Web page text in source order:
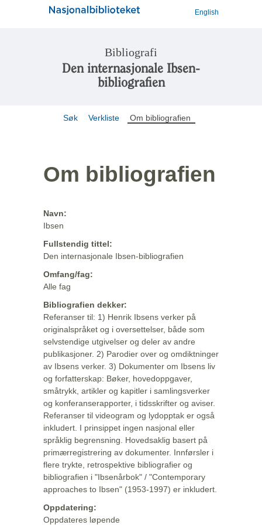
English
Bibliografi
Den internasjonale Ibsen-
bibliografien
Søk Verkliste Om bibliografien
Om bibliografien
Navn:
Ibsen
Fullstendig tittel:
Den internasjonale Ibsen-bibliografien
Omfang/fag:
Alle fag
Bibliografien dekker:
Referanser til: 1) Henrik Ibsens verker på
originalspråket og i oversettelser, både som
selvstendige utgivelser og deler av andre
publikasjoner. 2) Parodier over og omdiktninger
av Ibsens verker. 3) Dokumenter om Ibsens liv
og forfatterskap: Bøker, hovedoppgaver,
småtrykk, artikler og kapitler i samlingsverker
og konferanserapporter, i tidsskrifter og aviser.
Referanser til videogram og lydopptak er også
inkludert. I prinsippet ingen nasjonal eller
språklig begrensning. Hovedsaklig basert på
primærregistrering av dokumenter. Innførsler i
flere trykte, retrospektive bibliografier og
bibliografien i "Ibsenårbok" / "Contemporary
approaches to Ibsen" (1953-1997) er inkludert.
Oppdatering:
Oppdateres løpende